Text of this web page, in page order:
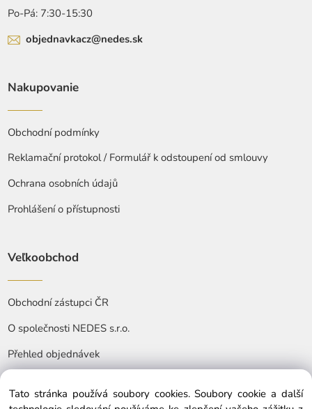
Po-Pá: 7:30-15:30
objednavkacz@nedes.sk
Nakupovanie
Obchodní podmínky
Reklamační protokol / Formulář k odstoupení od smlouvy
Ochrana osobních údajů
Prohlášení o přístupnosti
Veľkoobchod
Obchodní zástupci ČR
O společnosti NEDES s.r.o.
Přehled objednávek
Tato stránka používá soubory cookies. Soubory cookie a další